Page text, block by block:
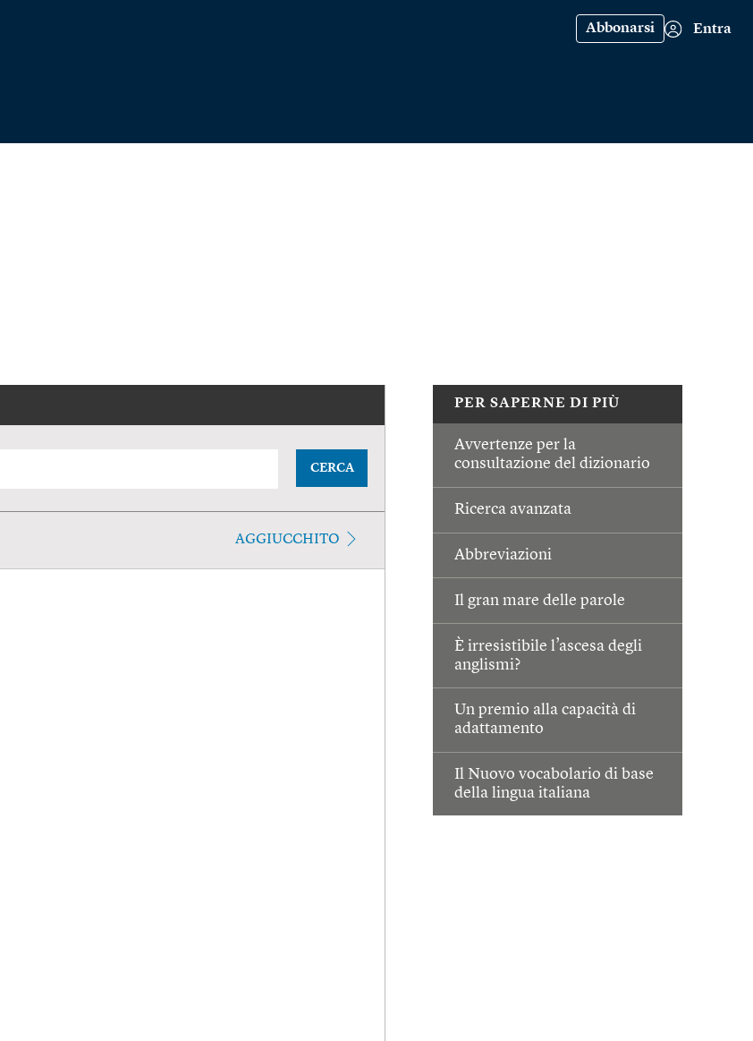
Abbonarsi Entra
PER SAPERNE DI PIÙ
Avvertenze per la
consultazione del dizionario
Ricerca avanzata
Abbreviazioni
Il gran mare delle parole
È irresistibile l’ascesa degli
anglismi?
Un premio alla capacità di
adattamento
Il Nuovo vocabolario di base
della lingua italiana
CERCA
AGGIUCCHITO